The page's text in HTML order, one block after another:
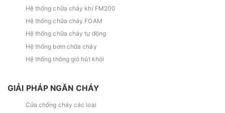
Hệ thống chữa cháy khí FM200
Hệ thống chữa cháy FOAM
Hệ thống chữa cháy tự động
Hệ thống bơm chữa cháy
Hệ thống thông gió hút khói
GIẢI PHÁP NGĂN CHÁY
Cửa chống cháy các loại